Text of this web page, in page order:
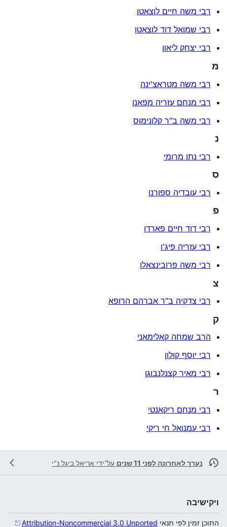
רבי משה חיים לוצאטו
רבי שמואל דוד לוצאטו
רבי יצחק ליאון
מ
רבי משה מטראצ'ינה
רבי מנחם עזריה מפאנו
רבי משה ב"ר קלונימוס
נ
רבי נתן מרומי
ס
רבי עובדיה ספורנו
פ
רבי דוד חיים פארדו
רבי עזריה פיג'ו
רבי משה פרובינצאלו
צ
רבי צדקיה ב"ר אברהם הרופא
ק
הרב שמחה קאלימאני
רבי יוסף קולון
רבי מאיר קצנלנבוגן
ר
רבי מנחם ריקאנטי
רבי עמנואל חי ריקי
נערך לאחרונה לפני 11 שנים על־ידי אריאל ביגל נ"י
ויקישיבה
התוכן זמין לפי תנאי Attribution-Noncommercial 3.0 Unported